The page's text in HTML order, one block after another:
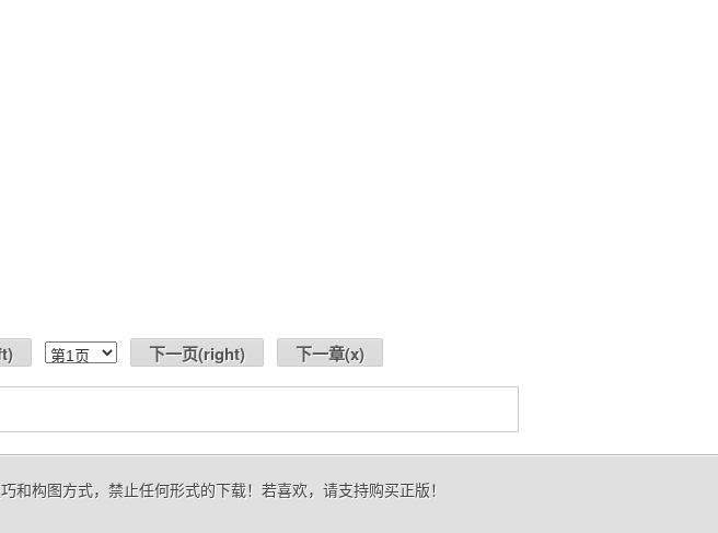
) 下一页(right) 下一章(x)
和构图方式，禁止任何形式的下载！若喜欢，请支持购买正版！